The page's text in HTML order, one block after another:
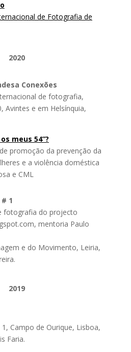
de Fotografia de
2020
Conexões
de fotografia,
Avintes e em Helsínquia,
meus 54”?
promoção da prevenção da
e a violência doméstica
e CML
1
fotografia do projecto
mentoria Paulo
e do Movimento, Leiria,
2019
Campo de Ourique, Lisboa,
Faria.